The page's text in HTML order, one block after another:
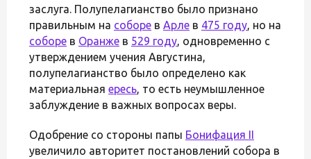
заслуга. Полупелагианство было признано
правильным на соборе в Арле в 475 году, но на
соборе в Оранже в 529 году, одновременно с
утверждением учения Августина,
полупелагианство было определено как
материальная ересь, то есть неумышленное
заблуждение в важных вопросах веры.
Одобрение со стороны папы Бонифация II
увеличило авторитет постановлений собора в